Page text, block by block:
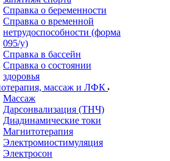
Справка о беременности
Справка о временной
нетрудоспособности (форма
095/у)
Справка в бассейн
Справка о состоянии
здоровья
массаж и ЛФК
Массаж
Дарсонвализация (ТНЧ)
Диадинамические токи
Магнитотерапия
Электромиостимуляция
Электросон